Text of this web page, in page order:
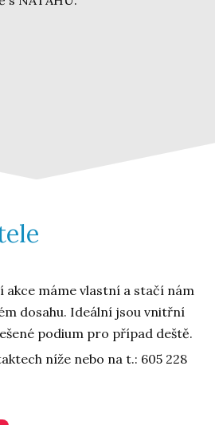
máme vlastní a stačí nám
dosahu. Ideální jsou vnitřní
podium pro případ deště.
níže nebo na t.: 605 228